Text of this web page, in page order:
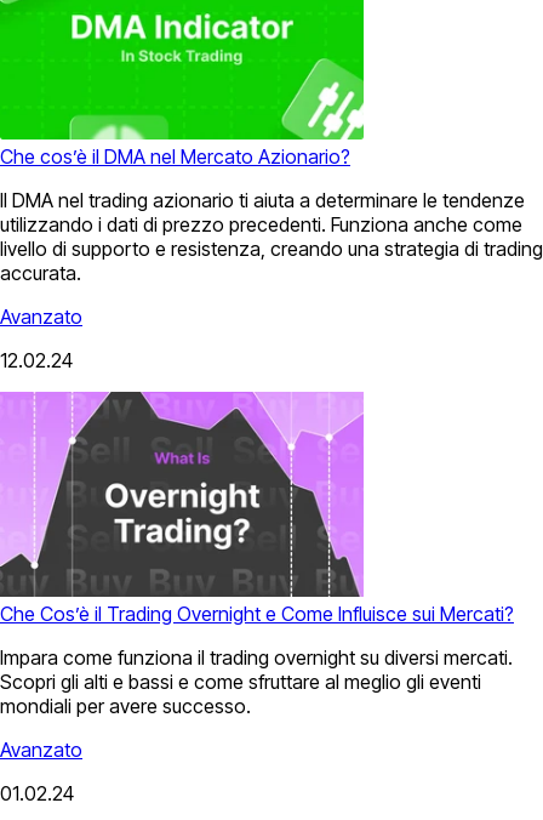
Che cos’è il DMA nel Mercato Azionario?
Il DMA nel trading azionario ti aiuta a determinare le tendenze
utilizzando i dati di prezzo precedenti. Funziona anche come
livello di supporto e resistenza, creando una strategia di trading
accurata.
Avanzato
12.02.24
Che Cos’è il Trading Overnight e Come Influisce sui Mercati?
Impara come funziona il trading overnight su diversi mercati.
Scopri gli alti e bassi e come sfruttare al meglio gli eventi
mondiali per avere successo.
Avanzato
01.02.24